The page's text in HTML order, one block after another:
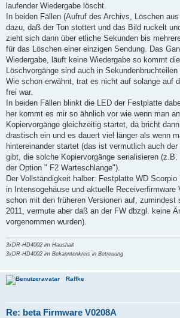
r
a
laufender Wiedergabe löscht.
In beiden Fällen (Aufruf des Archivs, Löschen
dazu, daß der Ton stottert und das Bild ruckelt
zieht sich dann über etliche Sekunden bis
für das Löschen einer einzigen Sendung. Das
Wiedergabe, läuft keine Wiedergabe so kommt
Löschvorgänge sind auch in Sekundenbruchteilen
Wie schon erwähnt, trat es nicht auf solange auf
frei war.
In beiden Fällen blinkt die LED der Festplatte
her kommt es mir so ähnlich vor wie wenn man
Kopiervorgänge gleichzeitig startet, da bricht
drastisch ein und es dauert viel länger als wenn
hintereinander startet (das ist vermutlich auch
gibt, die solche Kopiervorgänge serialisieren (z.B.
der Option " F2 Warteschlange").
Der Vollständigkeit halber: Festplatte WD
in Intensogehäuse und aktuelle Receiverfirmware
schon mit den früheren Versionen auf, zumindest
2011, vermute aber daß an der FW dbzgl. keine
vorgenommen wurden).
3xDR-HD4002 im Haushalt
3xDR-HD4002 im Bekanntenkreis in Betreuung
Raffke
Re: beta Firmware V0208A